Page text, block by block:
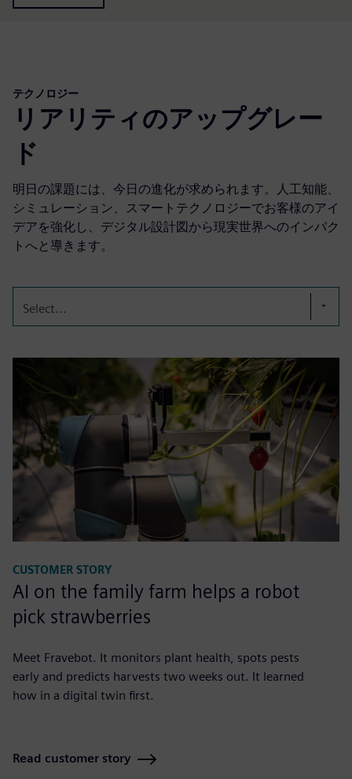
テクノロジー
リアリティのアップグレー
ド
明日の課題には、今日の進化が求められます。人工知能、
シミュレーション、スマートテクノロジーでお客様のアイ
デアを強化し、デジタル設計図から現実世界へのインパク
トへと導きます。
Select...
CUSTOMER STORY
AI on the family farm helps a robot
pick strawberries
Meet Fravebot. It monitors plant health, spots pests
early and predicts harvests two weeks out. It learned
how in a digital twin first.
Read customer story